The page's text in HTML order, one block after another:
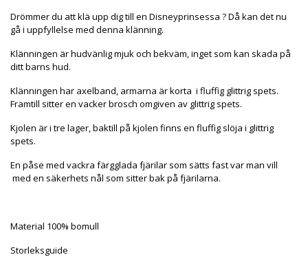
Drömmer du att klä upp dig till en Disneyprinsessa ? Då kan det nu
gå i uppfyllelse med denna klänning.
Klänningen är hudvänlig mjuk och bekväm, inget som kan skada på
ditt barns hud.
Klänningen har axelband, armarna är korta i fluffig glittrig spets.
Framtill sitter en vacker brosch omgiven av glittrig spets.
Kjolen är i tre lager, baktill på kjolen finns en fluffig slöja i glittrig
spets.
En påse med vackra färgglada fjärilar som sätts fast var man vill
med en säkerhets nål som sitter bak på fjärilarna.
Material 100% bomull
Storleksguide